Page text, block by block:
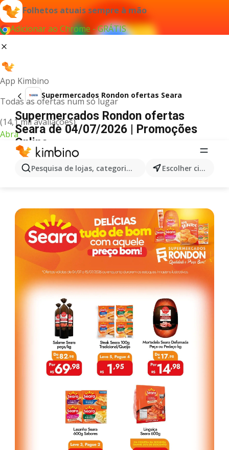
Folhetos atuais sempre à mão
Adicionar ao Chrome - GRÁTIS
App Kimbino
Todas as ofertas num só lugar
(14,1 mil avaliações)
Abra
Pesquisa de lojas, categorias,produtos... Escolher cidade
Supermercados Rondon ofertas Seara
Supermercados Rondon ofertas
Seara de 04/07/2026 | Promoções
Online